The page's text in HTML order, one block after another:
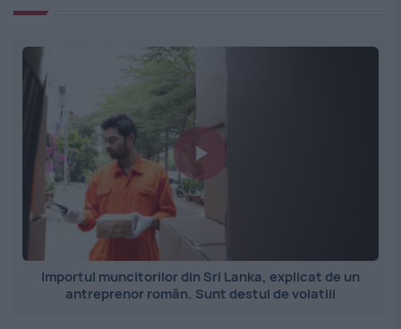
Importul muncitorilor din Sri Lanka, explicat de un
antreprenor român. Sunt destul de volatili